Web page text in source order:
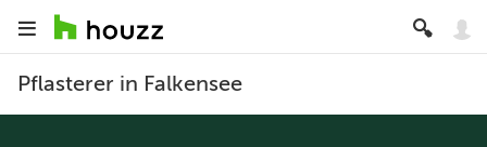
Pflasterer in Falkensee